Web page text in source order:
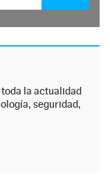
toda la actualidad
seguridad,